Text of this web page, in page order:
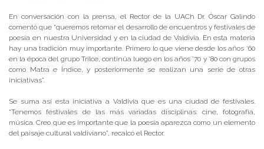
En conversación con la prensa, el Rector de la UACh Dr. Óscar Galindo
comentó que “queremos retomar el desarrollo de encuentros y festivales de
poesía en nuestra Universidad y en la ciudad de Valdivia. En esta materia
hay una tradición muy importante. Primero lo que viene desde los años ‘60
en la época del grupo Trilce, continúa luego en los años ’70 y ‘80 con grupos
como Matra e Índice, y posteriormente se realizan una serie de otras
iniciativas”.
Se suma así esta iniciativa a Valdivia que es una ciudad de festivales.
“Tenemos festivales de las más variadas disciplinas: cine, fotografía,
música. Creo que es importante que la poesía aparezca como un elemento
del paisaje cultural valdiviano”, recalcó el Rector.